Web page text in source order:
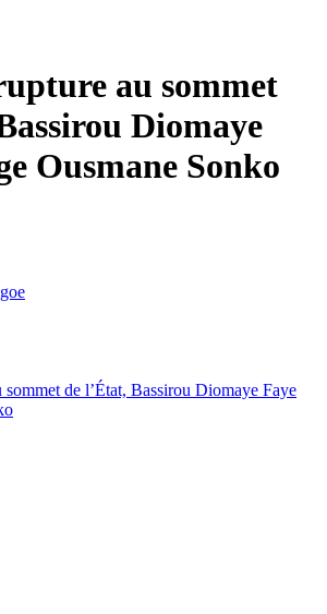
au sommet
Diomaye
Ousmane Sonko